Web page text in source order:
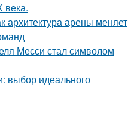
века.
архитектура арены меняет
Месси стал символом
выбор идеального